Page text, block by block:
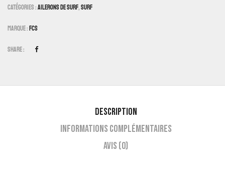
Catégories :Ailerons De Surf,Surf
Marque : FCS
Share :
Description
Informations complémentaires
Avis (0)